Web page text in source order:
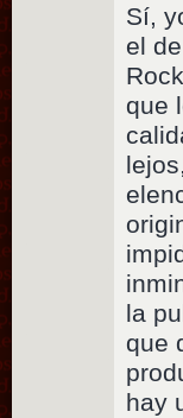
Sí,
el
que
la
que
hay